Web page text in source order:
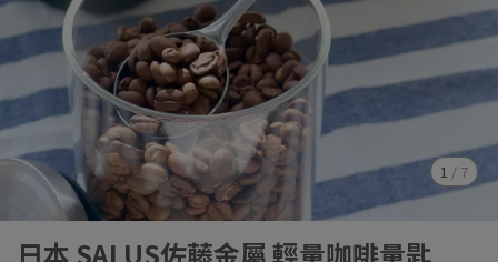
1 / 7
日本 SALUS佐藤金屬 輕量咖啡量匙